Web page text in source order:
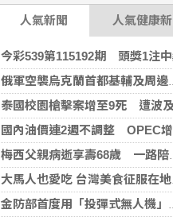
人氣新聞 人氣健康新
今彩539第115192期 頭獎1注
俄軍空襲烏克蘭首都基輔及周邊區域 造成4人喪命
泰國校園槍擊案增至9死 遭波及12歲女童不治
國內油價連2週不調整 OPEC增產國際油價跌
梅西父親病逝享壽68歲 一路陪伴兒子闖蕩足壇
大馬人也愛吃 台灣美食征服在地味蕾
金防部首度用「投彈式無人機」火力圍剿敵軍